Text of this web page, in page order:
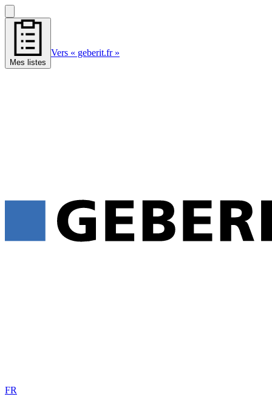
Mes listes
Vers « geberit.fr »
FR